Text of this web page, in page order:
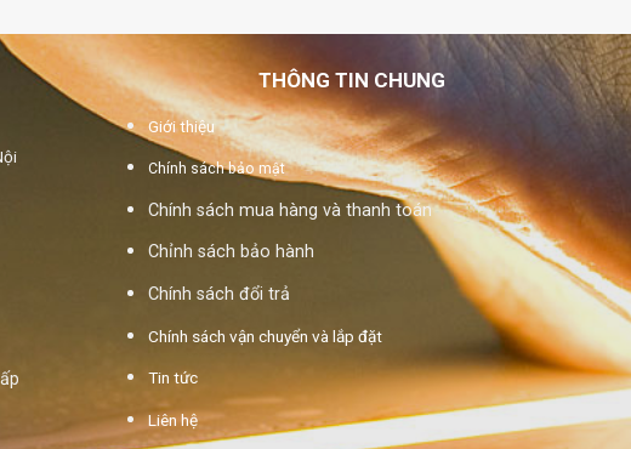
THÔNG TIN CHUNG
Giới thiệu
Chính sách bảo mật
Chính sách mua hàng và thanh toán
Chỉnh sách bảo hành
Chính sách đổi trả
Chính sách vận chuyển và lắp đặt
Tin tức
Liên hệ